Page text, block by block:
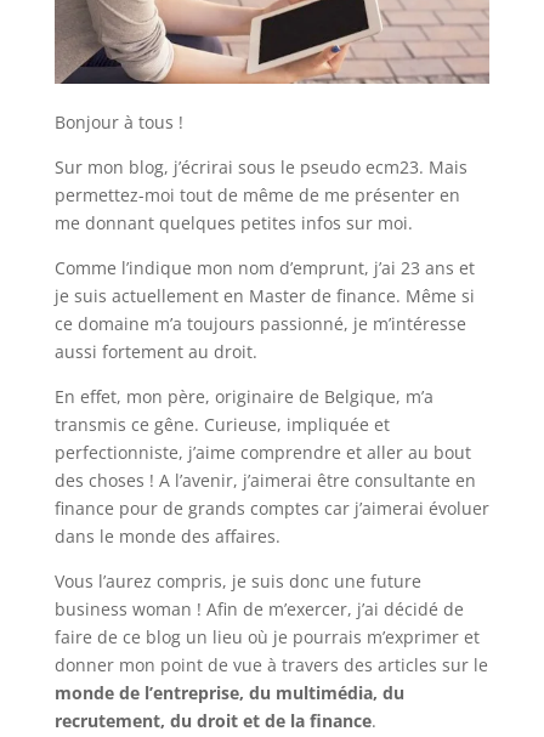
Bonjour à tous !
Sur mon blog, j’écrirai sous le pseudo ecm23. Mais
permettez-moi tout de même de me présenter en
me donnant quelques petites infos sur moi.
Comme l’indique mon nom d’emprunt, j’ai 23 ans et
je suis actuellement en Master de finance. Même si
ce domaine m’a toujours passionné, je m’intéresse
aussi fortement au droit.
En effet, mon père, originaire de Belgique, m’a
transmis ce gêne. Curieuse, impliquée et
perfectionniste, j’aime comprendre et aller au bout
des choses ! A l’avenir, j’aimerai être consultante en
finance pour de grands comptes car j’aimerai évoluer
dans le monde des affaires.
Vous l’aurez compris, je suis donc une future
business woman ! Afin de m’exercer, j’ai décidé de
faire de ce blog un lieu où je pourrais m’exprimer et
donner mon point de vue à travers des articles sur le
monde de l’entreprise, du multimédia, du
recrutement, du droit et de la finance.